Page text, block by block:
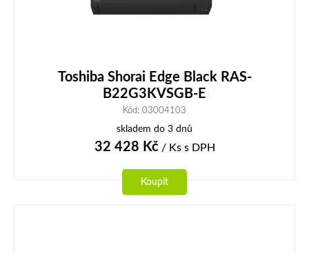
Toshiba Shorai Edge Black RAS-
B22G3KVSGB-E
Kód: 03004103
skladem do 3 dnů
32 428 Kč/ Ks s DPH
Koupit